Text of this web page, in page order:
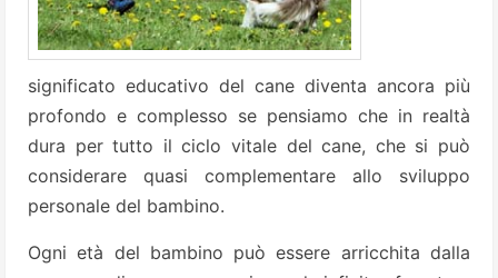
significato educativo del cane diventa ancora più
profondo e complesso se pensiamo che in realtà
dura per tutto il ciclo vitale del cane, che si può
considerare quasi complementare allo sviluppo
personale del bambino.
Ogni età del bambino può essere arricchita dalla